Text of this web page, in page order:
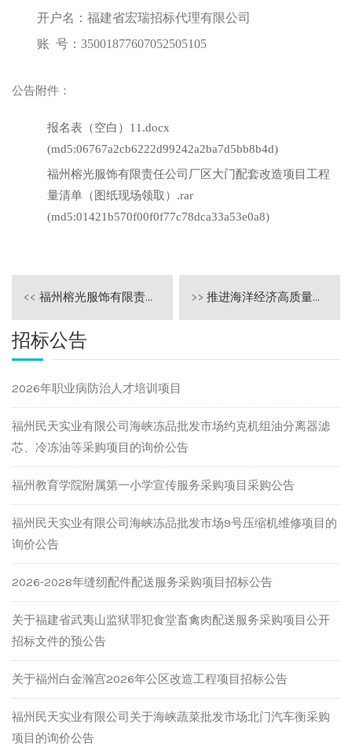
开户名：福建省宏瑞招标代理有限公司
账 号： 35001877607052505105
公告附件：
报名表（空白）11.docx
(md5:06767a2cb6222d99242a2ba7d5bb8b4d)
福州榕光服饰有限责任公司厂区大门配套改造项目工程
量清单（图纸现场领取）.rar
(md5:01421b570f00f0f77c78dca33a53e0a8)
<< 福州榕光服饰有限责任公司微型消防站劳务外包服务项目公开招标公告 >>推进海洋经济高质量发展百场项目之渔业互助保险专场活动采购公告
招标公告
2026年职业病防治人才培训项目
福州民天实业有限公司海峡冻品批发市场约克机组油分离器滤
芯、冷冻油等采购项目的询价公告
福州教育学院附属第一小学宣传服务采购项目采购公告
福州民天实业有限公司海峡冻品批发市场9号压缩机维修项目的
询价公告
2026-2028年缝纫配件配送服务采购项目招标公告
关于福建省武夷山监狱罪犯食堂畜禽肉配送服务采购项目公开
招标文件的预公告
关于福州白金瀚宫2026年公区改造工程项目招标公告
福州民天实业有限公司关于海峡蔬菜批发市场北门汽车衡采购
项目的询价公告